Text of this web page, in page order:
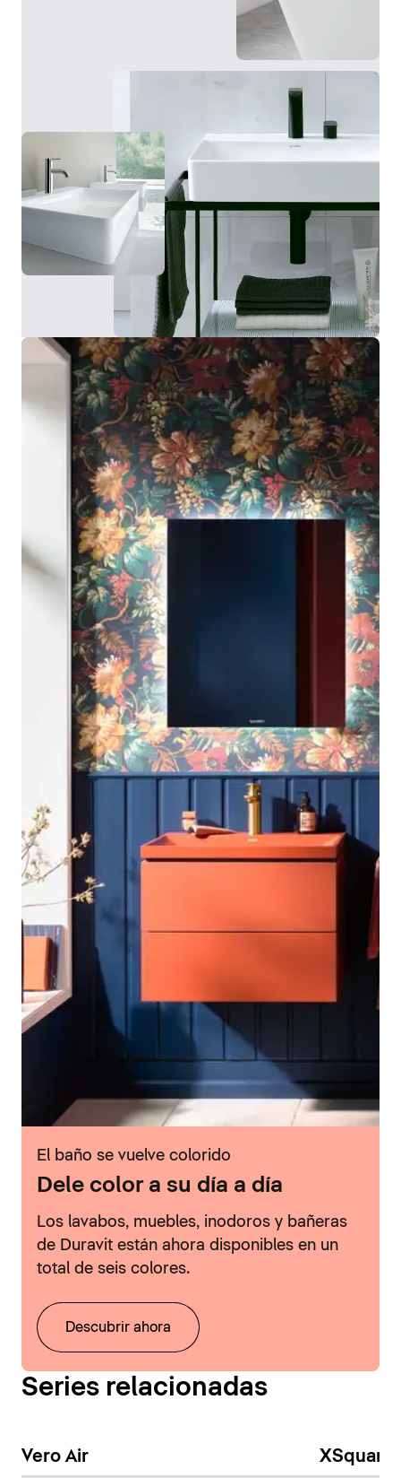
El baño se vuelve colorido
Dele color a su día a día
Los lavabos, muebles, inodoros y bañeras
de Duravit están ahora disponibles en un
total de seis colores.
Descubrir ahora
Series relacionadas
Vero Air XSquare